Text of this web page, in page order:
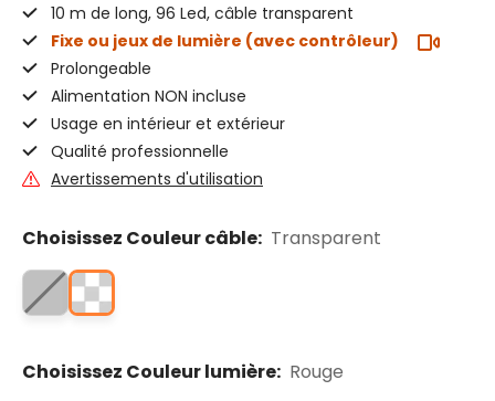
10 m de long, 96 Led, câble transparent
Fixe ou jeux de lumière (avec contrôleur)
Prolongeable
Alimentation NON incluse
Usage en intérieur et extérieur
Qualité professionnelle
Avertissements d'utilisation
Choisissez Couleur câble: Transparent
Choisissez Couleur lumière: Rouge